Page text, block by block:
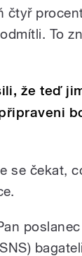
čtyř
To
že teď
se čekat,
poslanec